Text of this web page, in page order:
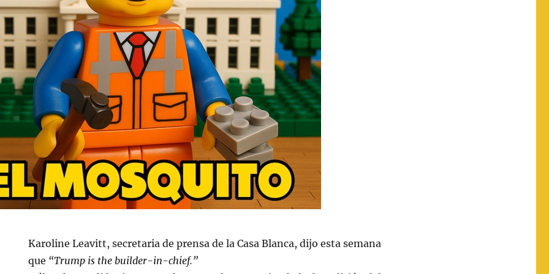
Karoline Leavitt, secretaria de prensa de la Casa Blanca, dijo esta semana
que “Trump is the builder-in-chief.”